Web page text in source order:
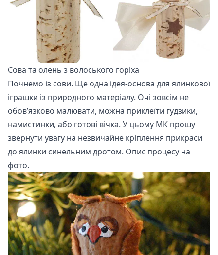
Сова та олень з волоського горіха
Почнемо із сови. Ще одна ідея-основа для ялинкової
іграшки із природного матеріалу. Очі зовсім не
обов’язково малювати, можна приклеїти гудзики,
намистинки, або готові вічка. У цьому МК прошу
звернути увагу на незвичайне кріплення прикраси
до ялинки синельним дротом. Опис процесу на
фото.